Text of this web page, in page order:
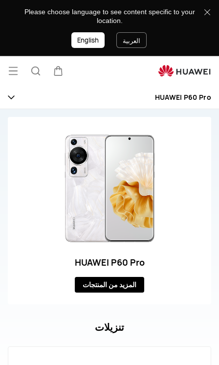
P60
Please choose language to see content specific to your
location.
العربية English
فتح
HUAWEI P60 Pro
HUAWEI P60 Pro
المزيد من المنتجات
تنزيلات